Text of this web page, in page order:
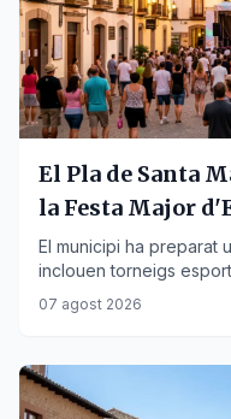
El Pla de Santa
la Festa Major
El municipi ha preparat
inclouen torneigs
abans de l'inici oficial el
07 agost 2026